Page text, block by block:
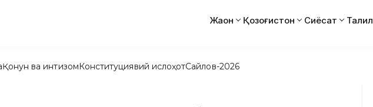
Жаҳон Қозоғистон Сиёсат Таҳлил
Қонун ва интизомКонституциявий ислоҳотСайлов-2026